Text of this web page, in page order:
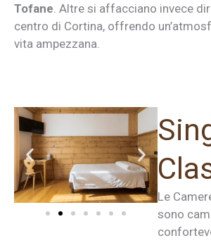
Tofane. Altre si affacciano invece
centro di Cortina, offrendo
vita ampezzana.
Le
sono